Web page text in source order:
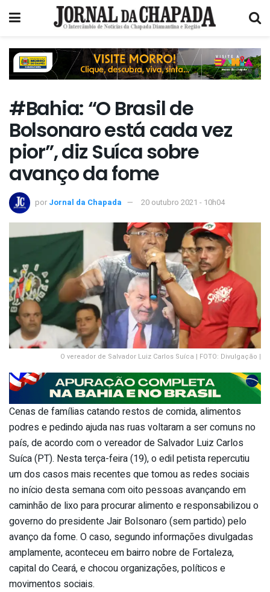
#Bahia: “O Brasil de
Bolsonaro está cada vez
pior”, diz Suíca sobre
avanço da fome
por Jornal da Chapada 20 outubro 2021 - 10h04
O vereador de Salvador Luiz Carlos Suíca | FOTO: Divulgação |
Cenas de famílias catando restos de comida, alimentos
podres e pedindo ajuda nas ruas voltaram a ser comuns no
país, de acordo com o vereador de Salvador Luiz Carlos
Suíca (PT). Nesta terça-feira (19), o edil petista repercutiu
um dos casos mais recentes que tomou as redes sociais
no início desta semana com oito pessoas avançando em
caminhão de lixo para procurar alimento e responsabilizou o
governo do presidente Jair Bolsonaro (sem partido) pelo
avanço da fome. O caso, segundo informações divulgadas
amplamente, aconteceu em bairro nobre de Fortaleza,
capital do Ceará, e chocou organizações, políticos e
movimentos sociais.